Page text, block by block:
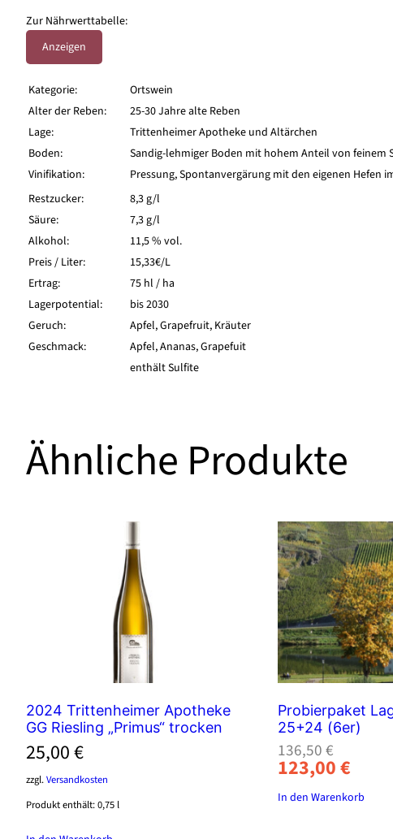
Zur Nährwerttabelle:
Anzeigen
Kategorie:
Ortswein
Alter der Reben:
25-30 Jahre alte Reben
Lage:
Trittenheimer Apotheke und Altärchen
Boden:
Sandig-lehmiger Boden mit hohem Anteil von feinem
Vinifikation:
Pressung, Spontanvergärung mit den eigenen Hefen
Restzucker:
8,3 g/l
Säure:
7,3 g/l
Alkohol:
11,5 % vol.
Preis / Liter:
15,33€/L
Ertrag:
75 hl / ha
Lagerpotential:
bis 2030
Geruch:
Apfel, Grapefruit, Kräuter
Geschmack:
Apfel, Ananas, Grapefuit
enthält Sulfite
Ähnliche Produkte
2024 Trittenheimer Apotheke
GG Riesling „Primus“ trocken
25,00€
zzgl.Versandkosten
Produkt enthält: 0,75 l
Probierpaket
25+24 (6er)
136,50€
Ursprünglicher
Preis
war:
136,50 €
123,00€
Aktueller
Preis
ist:
123,00 €.
In den Warenkorb